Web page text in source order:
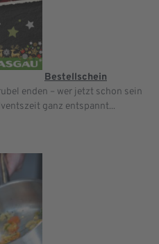
Bestellschein
enden – wer jetzt schon sein
ganz entspannt...